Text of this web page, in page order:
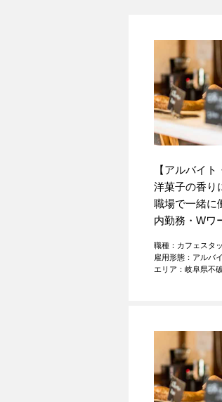
【アルバイ
洋菓子の香り
職場で一緒に
内勤務・Wワ
職種：カフェスタ
雇用形態：アルバ
エリア：岐阜県不